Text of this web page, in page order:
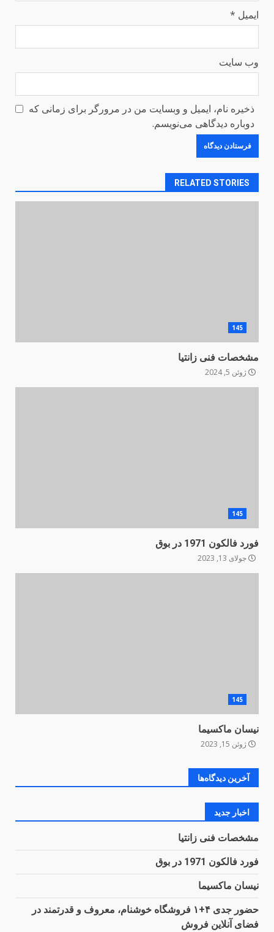
ایمیل *
وب‌ سایت
ذخیره نام، ایمیل و وبسایت من در مرورگر برای زمانی که
دوباره دیدگاهی می‌نویسم.
RELATED STORIES
145
مشخصات فنی زانتیا
ژوئن 5, 2024
145
فورد فالکون 1971 در بوق
جولای 13, 2023
145
نیسان ماکسیما
ژوئن 15, 2023
آخرین دیدگاه‌ها
اخبار جدید
مشخصات فنی زانتیا
فورد فالکون 1971 در بوق
نیسان ماکسیما
حضور جدی ۴+۱ فروشگاه خوشنام، معروف و قدرتمند در
فضای آنلاین فروش